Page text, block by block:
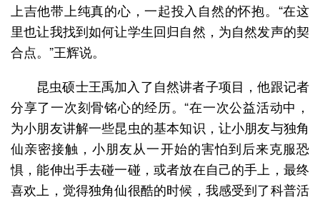
上吉他带上纯真的心，一起投入自然的怀抱。“在这
里也让我找到如何让学生回归自然，为自然发声的契
合点。”王辉说。
昆虫硕士王禹加入了自然讲者子项目，他跟记者
分享了一次刻骨铭心的经历。“在一次公益活动中，
为小朋友讲解一些昆虫的基本知识，让小朋友与独角
仙亲密接触，小朋友从一开始的害怕到后来克服恐
惧，能伸出手去碰一碰，或者放在自己的手上，最终
喜欢上，觉得独角仙很酷的时候，我感受到了科普活